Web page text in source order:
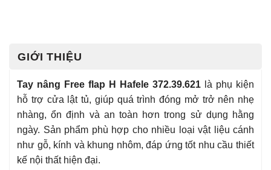
GIỚI THIỆU
Tay nâng Free flap H Hafele 372.39.621 là phụ kiện
hỗ trợ cửa lật tủ, giúp quá trình đóng mở trở nên nhẹ
nhàng, ổn định và an toàn hơn trong sử dụng hằng
ngày. Sản phẩm phù hợp cho nhiều loại vật liệu cánh
như gỗ, kính và khung nhôm, đáp ứng tốt nhu cầu thiết
kế nội thất hiện đại.